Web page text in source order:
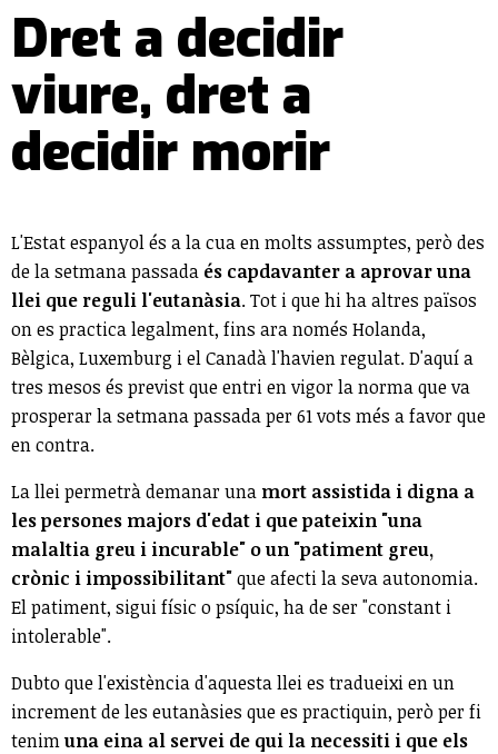
Dret a decidir
viure, dret a
decidir morir
L'Estat espanyol és a la cua en molts assumptes, però des
de la setmana passada és capdavanter a aprovar una
llei que reguli l'eutanàsia. Tot i que hi ha altres països
on es practica legalment, fins ara només Holanda,
Bèlgica, Luxemburg i el Canadà l'havien regulat. D'aquí a
tres mesos és previst que entri en vigor la norma que va
prosperar la setmana passada per 61 vots més a favor que
en contra.
La llei permetrà demanar una mort assistida i digna a
les persones majors d'edat i que pateixin "una
malaltia greu i incurable" o un "patiment greu,
crònic i impossibilitant"que afecti la seva autonomia.
El patiment, sigui físic o psíquic, ha de ser "constant i
intolerable".
Dubto que l'existència d'aquesta llei es tradueixi en un
increment de les eutanàsies que es practiquin, però per fi
tenimuna eina al servei de qui la necessiti i que els